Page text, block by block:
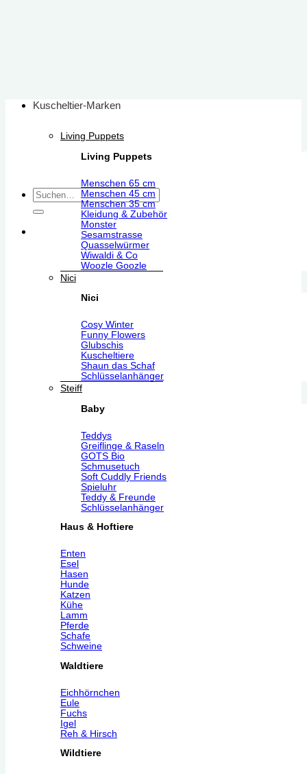
Suchen
nach:
Kuscheltier-Marken
Living Puppets
Living Puppets
Menschen 65 cm
Menschen 45 cm
Menschen 35 cm
Kleidung & Zubehör
Monster
Sesamstrasse
Quasselwürmer
Wiwaldi & Co
Woozle Goozle
Nici
Nici
Cosy Winter
Funny Flowers
Glubschis
Kuscheltiere
Shaun das Schaf
Schlüsselanhänger
Steiff
Baby
Teddys
Greiflinge & Raseln
GOTS Bio
Schmusetuch
Soft Cuddly Friends
Spieluhr
Teddy & Freunde
Schlüsselanhänger
Haus & Hoftiere
Enten
Esel
Hasen
Hunde
Katzen
Kühe
Lamm
Pferde
Schafe
Schweine
Waldtiere
Eichhörnchen
Eule
Fuchs
Igel
Reh & Hirsch
Wildtiere